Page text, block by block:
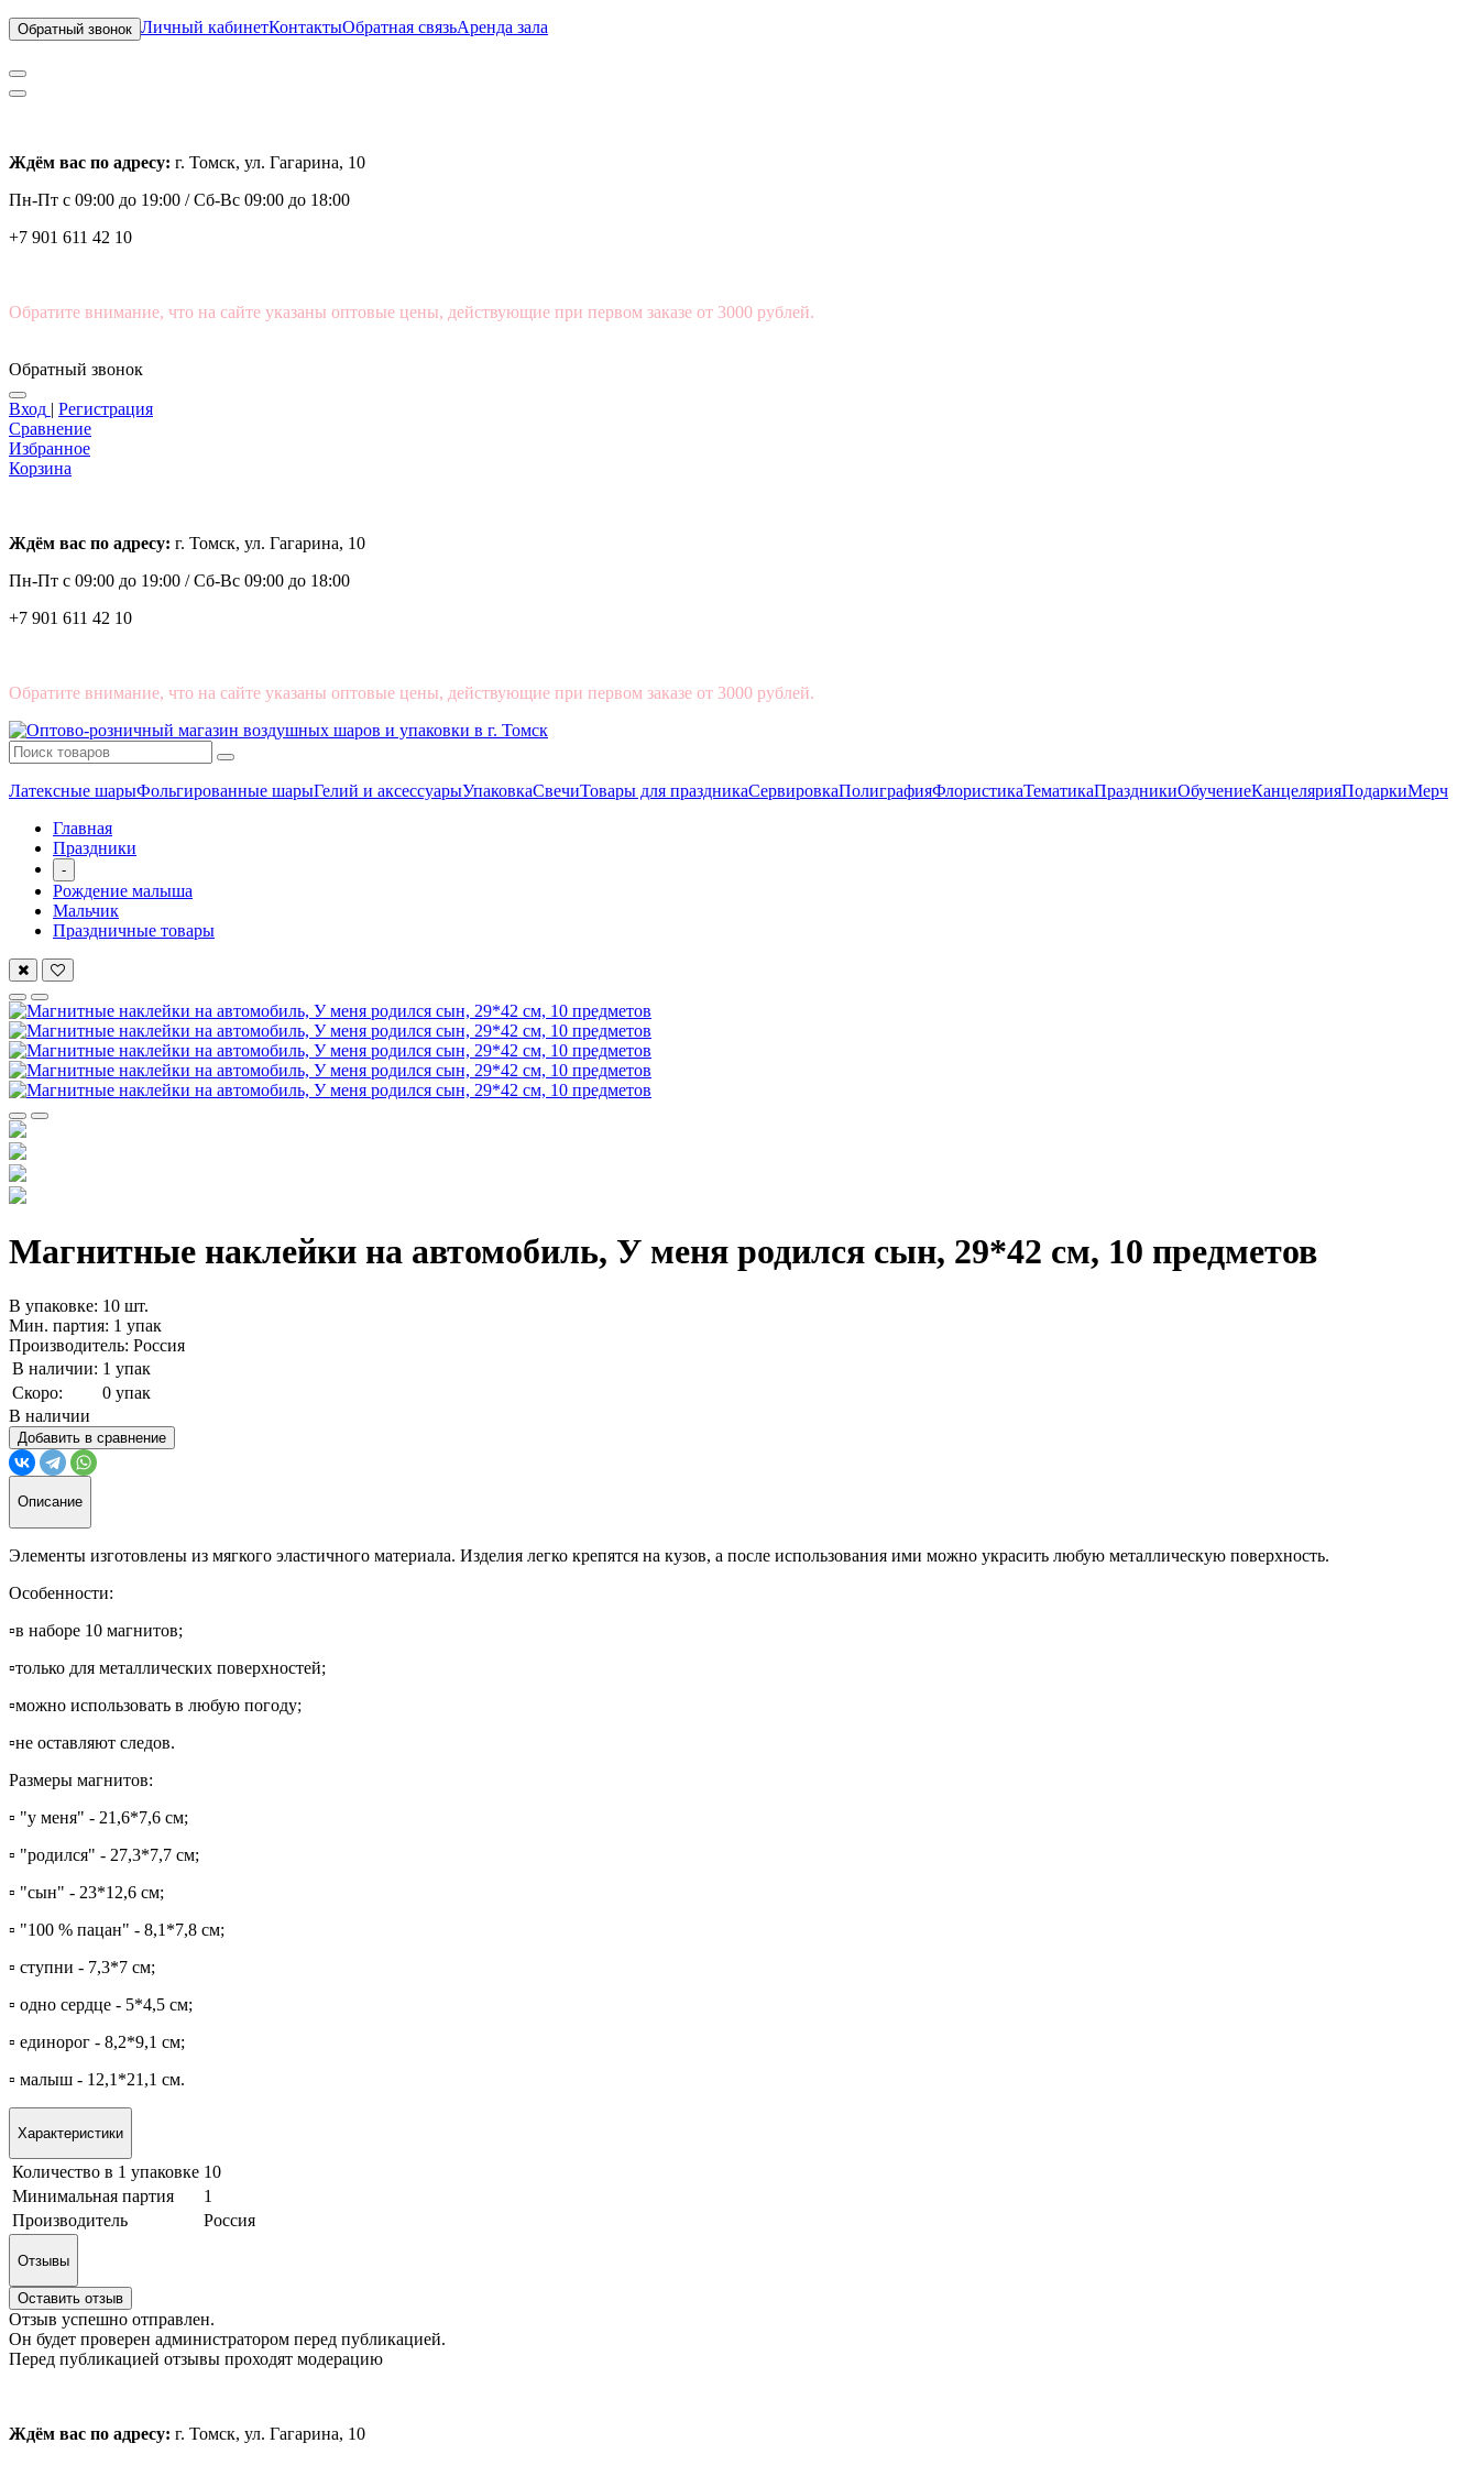
Обратный звонок Личный кабинетКонтактыОбратная связьАренда зала
Ждём вас по адресу: г. Томск, ул. Гагарина, 10
Пн-Пт с 09:00 до 19:00 /Сб-Вс 09:00 до 18:00
+7 901 611 42 10
Обратите внимание, что на сайте указаны оптовые цены, действующие при первом заказе от 3000 рублей.
Обратный звонок
Вход | Регистрация
Сравнение
Избранное
Корзина
Ждём вас по адресу: г. Томск, ул. Гагарина, 10
Пн-Пт с 09:00 до 19:00 /Сб-Вс 09:00 до 18:00
+7 901 611 42 10
Обратите внимание, что на сайте указаны оптовые цены, действующие при первом заказе от 3000 рублей.
Латексные шарыФольгированные шарыГелий и аксессуарыУпаковкаСвечиТовары для праздникаСервировкаПолиграфияФлористикаТематикаПраздникиОбучениеКанцелярияПодаркиМерч
Главная
Праздники
-
Рождение малыша
Мальчик
Праздничные товары
Магнитные наклейки на автомобиль, У меня родился сын, 29*42 см, 10 предметов
В упаковке: 10 шт.
Мин. партия: 1 упак
Производитель: Россия
В наличии: 1 упак
Скоро:
0 упак
В наличии
Добавить в сравнение
Описание
Элементы изготовлены из мягкого эластичного материала. Изделия легко крепятся на кузов, а после использования ими можно украсить любую металлическую поверхность.
Особенности:
▫️в наборе 10 магнитов;
▫️только для металлических поверхностей;
▫️можно использовать в любую погоду;
▫️не оставляют следов.
Размеры магнитов:
▫️ "у меня" - 21,6*7,6 см;
▫️ "родился" - 27,3*7,7 см;
▫️ "сын" - 23*12,6 см;
▫️ "100 % пацан" - 8,1*7,8 см;
▫️ ступни - 7,3*7 см;
▫️ одно сердце - 5*4,5 см;
▫️ единорог - 8,2*9,1 см;
▫️ малыш - 12,1*21,1 см.
Характеристики
Количество в 1 упаковке 10
Минимальная партия
1
Производитель
Россия
Отзывы
Оставить отзыв
Отзыв успешно отправлен.
Он будет проверен администратором перед публикацией.
Перед публикацией отзывы проходят модерацию
Ждём вас по адресу: г. Томск, ул. Гагарина, 10